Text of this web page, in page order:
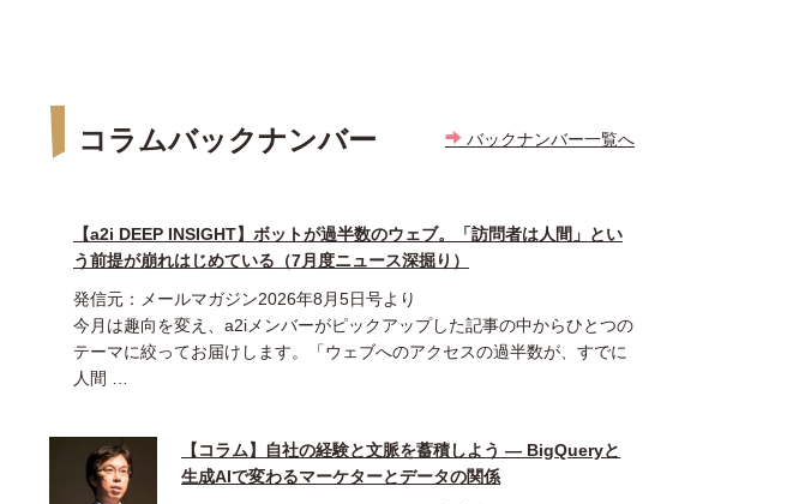
コラムバックナンバー
【a2i DEEP INSIGHT】ボットが過半数のウェブ。「訪問者は人間」とい
う前提が崩れはじめている（7月度ニュース深掘り）
発信元：メールマガジン2026年8月5日号より
今月は趣向を変え、a2iメンバーがピックアップした記事の中からひとつの
テーマに絞ってお届けします。「ウェブへのアクセスの過半数が、すでに
人間 …
【コラム】自社の経験と文脈を蓄積しよう ― BigQueryと
生成AIで変わるマーケターとデータの関係
バックナンバー一覧へ